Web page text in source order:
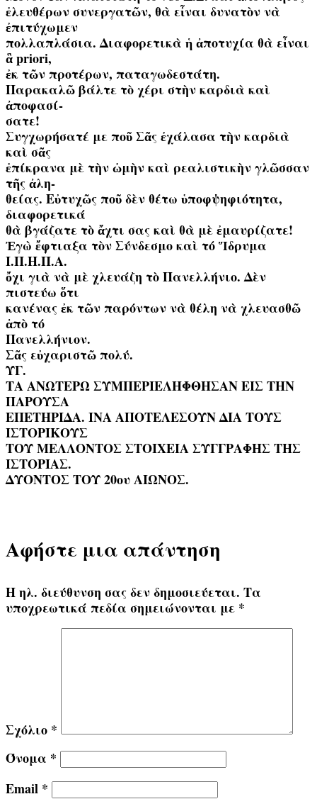
ἐλευθέρων συνεργατῶν, θὰ εἶναι δυνατὸν νὰ
ἐπιτύχωμεν
πολλαπλάσια. Διαφορετικὰ ἡ ἀποτυχία θὰ εἶναι
ἃ priori,
ἐκ τῶν προτέρων, παταγωδεστάτη.
Παρακαλῶ βάλτε τὸ χέρι στὴν καρδιὰ καὶ
ἀποφασί-
σατε!
Συγχωρήσατέ με ποῦ Σᾶς ἐχάλασα τὴν καρδιὰ
καὶ σᾶς
ἐπίκρανα μὲ τὴν ὠμὴν καὶ ρεαλιστικὴν γλῶσσαν
τῆς ἀλη-
θείας. Εὐτυχῶς ποῦ δὲν θέτω ὑποφψηφιότητα,
διαφορετικά
θὰ βγάζατε τὸ ἄχτι σας καὶ θὰ μὲ ἐμαυρίζατε!
Ἐγὼ ἔφτιαξα τὸν Σύνδεσμο καὶ τό Ἵδρυμα
Ι.Π.Η.Π.Α.
ὄχι γιὰ νὰ μὲ χλευάζη τὸ Πανελλήνιο. Δὲν
πιστεύω ὅτι
κανένας ἐκ τῶν παρόντων νὰ θέλη νὰ χλευασθῶ
ἀπὸ τό
Πανελλήνιον.
Σᾶς εὐχαριστῶ πολύ.
ΥΓ.
TΑ ΑΝΩΤΕΡΩ ΣΥΜΠΕΡΙΕΛΗΦΘΗΣΑΝ ΕΙΣ ΤΗΝ
ΠΑΡΟΥΣΑ
ΕΠΕΤΗΡΙΔΑ. ΙΝΑ ΑΠΟΤΕΛΕΣΟΥΝ ΔΙΑ ΤΟΥΣ
ΙΣΤΟΡΙΚΟΥΣ
ΤΟΥ ΜΕΛΛΟΝΤΟΣ ΣΤΟΙΧΕΙΑ ΣΥΓΓΡΑΦΗΣ ΤΗΣ
ΙΣΤΟΡΙΑΣ.
ΔΥΟΝΤΟΣ ΤΟΥ 20ου ΑΙΩΝΟΣ.
Αφήστε μια απάντηση
Η ηλ. διεύθυνση σας δεν δημοσιεύεται. Τα
υποχρεωτικά πεδία σημειώνονται με *
Σχόλιο *
Όνομα *
Email *